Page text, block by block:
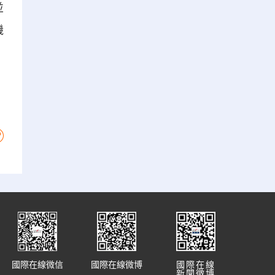
國際在線
國際在線微博
國際在線微信